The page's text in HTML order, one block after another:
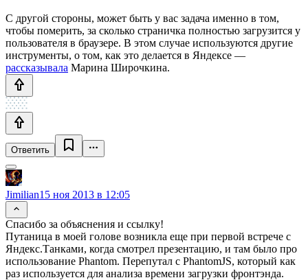
С другой стороны, может быть у вас задача именно в том,
чтобы померить, за сколько страничка полностью загрузится у
пользователя в браузере. В этом случае используются другие
инструменты, о том, как это делается в Яндексе —
рассказывала Марина Широчкина.
Ответить
Jimilian15 ноя 2013 в 12:05
Спасибо за объяснения и ссылку!
Путаница в моей голове возникла еще при первой встрече с
Яндекс.Танками, когда смотрел презентацию, и там было про
использование Phantom. Перепутал с PhantomJS, который как
раз используется для анализа времени загрузки фронтэнда.